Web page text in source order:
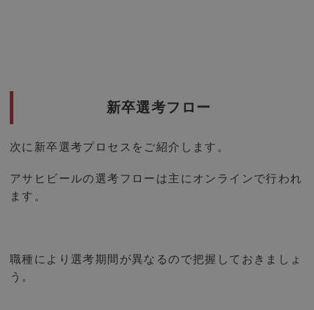
新卒選考フロー
次に新卒選考プロセスをご紹介します。
アサヒビールの選考フローは主にオンラインで行われ
ます。
職種により選考期間が異なるので把握しておきましょ
う。